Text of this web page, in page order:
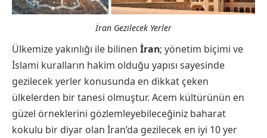
İran Gezilecek Yerler
Ülkemize yakınlığı ile bilinen İran; yönetim biçimi ve
İslami kuralların hakim olduğu yapısı sayesinde
gezilecek yerler konusunda en dikkat çeken
ülkelerden bir tanesi olmuştur. Acem kültürünün en
güzel örneklerini gözlemleyebileceğiniz baharat
kokulu bir diyar olan İran’da gezilecek en iyi 10 yer